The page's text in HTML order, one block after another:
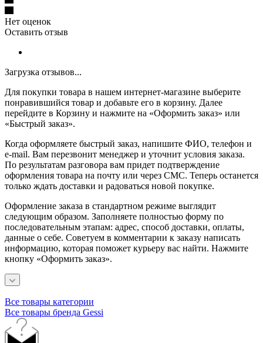
Нет оценок
Оставить отзыв
Загрузка отзывов...
Для покупки товара в нашем интернет-магазине выберите
понравившийся товар и добавьте его в корзину. Далее
перейдите в Корзину и нажмите на «Оформить заказ» или
«Быстрый заказ».
Когда оформляете быстрый заказ, напишите ФИО, телефон и
e-mail. Вам перезвонит менеджер и уточнит условия заказа.
По результатам разговора вам придет подтверждение
оформления товара на почту или через СМС. Теперь останется
только ждать доставки и радоваться новой покупке.
Оформление заказа в стандартном режиме выглядит
следующим образом. Заполняете полностью форму по
последовательным этапам: адрес, способ доставки, оплаты,
данные о себе. Советуем в комментарии к заказу написать
информацию, которая поможет курьеру вас найти. Нажмите
кнопку «Оформить заказ».
Все товары категории
Все товары бренда Gessi